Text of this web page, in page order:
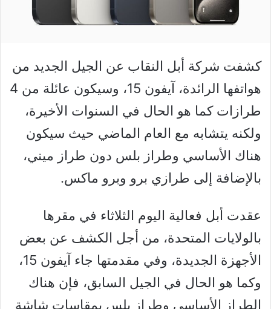
كشفت شركة أبل النقاب عن الجيل الجديد من
هواتفها الرائدة، آيفون 15، وسيكون عائلة من 4
طرازات كما هو الحال في السنوات الأخيرة،
ولكنه يتشابه مع العام الماضي حيث سيكون
هناك الأساسي وطراز بلس دون طراز ميني،
بالإضافة إلى طرازي برو وبرو ماكس.
عقدت أبل فعالية اليوم الثلاثاء في مقرها
بالولايات المتحدة، من أجل الكشف عن بعض
الأجهزة الجديدة، وفي مقدمتها جاء آيفون 15،
وكما هو الحال في الجيل السابق، فإن هناك
الطراز الأساسي وطراز بلس بمقاسات شاشة